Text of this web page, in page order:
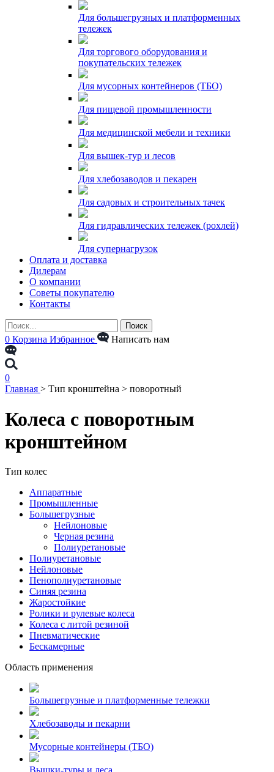
Для большегрузных и платформенных
тележек
Для торгового оборудования и
покупательских тележек
Для мусорных контейнеров (ТБО)
Для пищевой промышленности
Для медицинской мебели и техники
Для вышек-тур и лесов
Для хлебозаводов и пекарен
Для садовых и строительных тачек
Для гидравлических тележек (рохлей)
Для супернагрузок
Оплата и доставка
Дилерам
О компании
Советы покупателю
Контакты
0 Корзина Избранное Написать нам
0
Главная > Тип кронштейна > поворотный
Колеса с поворотным
кронштейном
Тип колес
Аппаратные
Промышленные
Большегрузные
Нейлоновые
Черная резина
Полиуретановые
Полиуретановые
Нейлоновые
Пенополиуретановые
Синяя резина
Жаростойкие
Ролики и рулевые колеса
Колеса с литой резиной
Пневматические
Бескамерные
Область применения
Большегрузные и платформенные тележки
Хлебозаводы и пекарни
Мусорные контейнеры (ТБО)